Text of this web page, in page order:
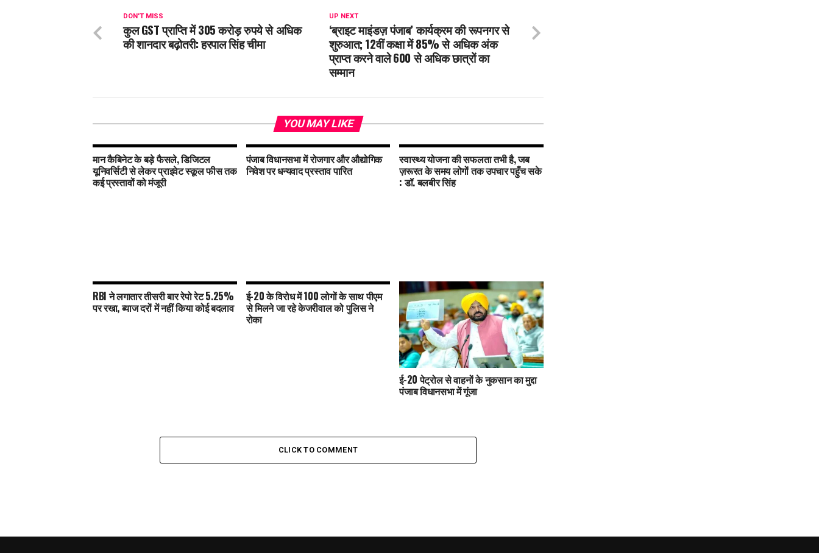
UP NEXT
‘ब्राइट माइंडज़ पंजाब’ कार्यक्रम की रूपनगर से
शुरुआत; 12वीं कक्षा में 85% से अधिक अंक
प्राप्त करने वाले 600 से अधिक छात्रों का
सम्मान
DON'T MISS
कुल GST प्राप्ति में 305 करोड़ रुपये से अधिक
की शानदार बढ़ोतरी: हरपाल सिंह चीमा
YOU MAY LIKE
मान कैबिनेट के बड़े फैसले, डिजिटल
यूनिवर्सिटी से लेकर प्राइवेट स्कूल फीस तक
कई प्रस्तावों को मंजूरी
पंजाब विधानसभा में रोजगार और औद्योगिक
निवेश पर धन्यवाद प्रस्ताव पारित
स्वास्थ्य योजना की सफलता तभी है, जब
ज़रूरत के समय लोगों तक उपचार पहुँच सके
: डॉ. बलबीर सिंह
RBI ने लगातार तीसरी बार रेपो रेट 5.25%
पर रखा, ब्याज दरों में नहीं किया कोई बदलाव
ई-20 के विरोध में 100 लोगों के साथ पीएम
से मिलने जा रहे केजरीवाल को पुलिस ने
रोका
ई-20 पेट्रोल से वाहनों के नुकसान का मुद्दा
पंजाब विधानसभा में गूंजा
CLICK TO COMMENT